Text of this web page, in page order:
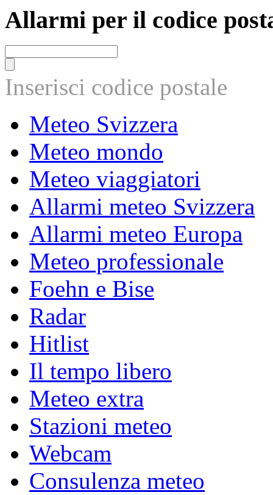
Allarmi per il codice
Inserisci codice postale
Meteo Svizzera
Meteo mondo
Meteo viaggiatori
Allarmi meteo Svizzera
Allarmi meteo Europa
Meteo professionale
Foehn e Bise
Radar
Hitlist
Il tempo libero
Meteo extra
Stazioni meteo
Webcam
Consulenza meteo